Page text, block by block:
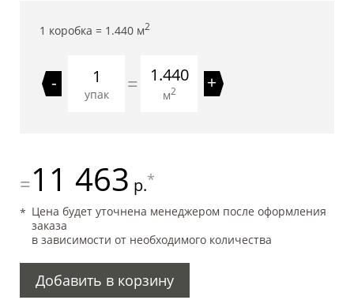
1 коробка = 1.440 м2
-
упак = 1.440
м2 +
=11 463 р.*
Цена будет уточнена менеджером после оформления
заказа
в зависимости от необходимого количества
Добавить в корзину